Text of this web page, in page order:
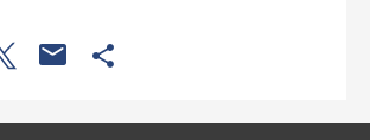
otevře na nové kartě
se otevře na nové kartě
Odkaz se otevře na nové kartě